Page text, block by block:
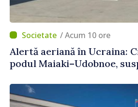
/ Acum 10 ore
Alertă aeriană în Ucraina:
podul Maiaki–Udobnoe,